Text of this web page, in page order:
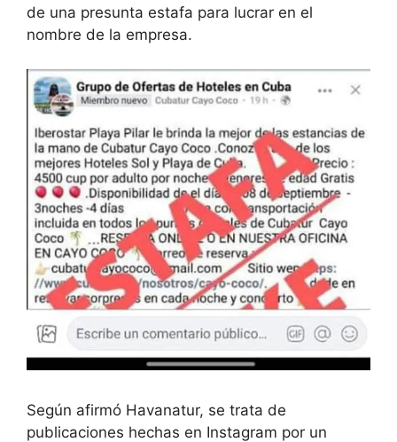
de una presunta estafa para lucrar en el
nombre de la empresa.
Según afirmó Havanatur, se trata de
publicaciones hechas en Instagram por un